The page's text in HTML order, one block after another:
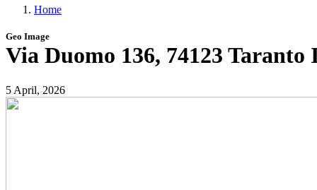
menu
di
pane
Home
Geo Image
Via Duomo 136, 74123 Taranto
5 April, 2026